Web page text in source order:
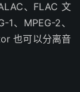
、FLAC 文
、MPEG-2、
也可以分离音